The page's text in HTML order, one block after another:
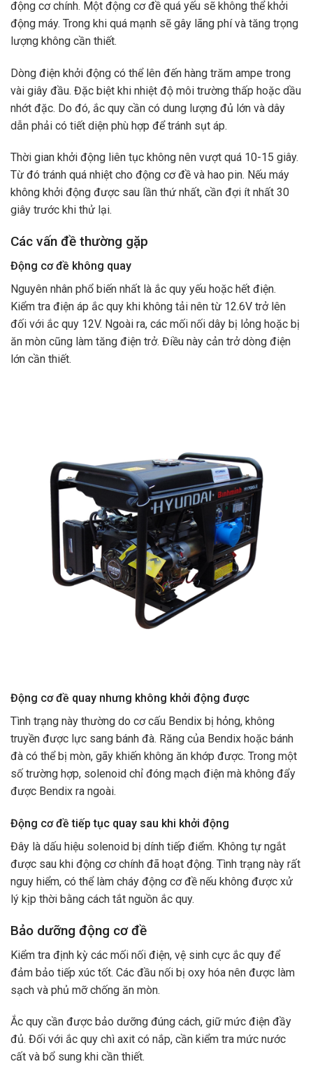
động cơ chính. Một động cơ đề quá yếu sẽ không thể khởi
động máy. Trong khi quá mạnh sẽ gây lãng phí và tăng trọng
lượng không cần thiết.
Dòng điện khởi động có thể lên đến hàng trăm ampe trong
vài giây đầu. Đặc biệt khi nhiệt độ môi trường thấp hoặc dầu
nhớt đặc. Do đó, ắc quy cần có dung lượng đủ lớn và dây
dẫn phải có tiết diện phù hợp để tránh sụt áp.
Thời gian khởi động liên tục không nên vượt quá 10-15 giây.
Từ đó tránh quá nhiệt cho động cơ đề và hao pin. Nếu máy
không khởi động được sau lần thứ nhất, cần đợi ít nhất 30
giây trước khi thử lại.
Các vấn đề thường gặp
Động cơ đề không quay
Nguyên nhân phổ biến nhất là ắc quy yếu hoặc hết điện.
Kiểm tra điện áp ắc quy khi không tải nên từ 12.6V trở lên
đối với ắc quy 12V. Ngoài ra, các mối nối dây bị lỏng hoặc bị
ăn mòn cũng làm tăng điện trở. Điều này cản trở dòng điện
lớn cần thiết.
Động cơ đề quay nhưng không khởi động được
Tình trạng này thường do cơ cấu Bendix bị hỏng, không
truyền được lực sang bánh đà. Răng của Bendix hoặc bánh
đà có thể bị mòn, gãy khiến không ăn khớp được. Trong một
số trường hợp, solenoid chỉ đóng mạch điện mà không đẩy
được Bendix ra ngoài.
Động cơ đề tiếp tục quay sau khi khởi động
Đây là dấu hiệu solenoid bị dính tiếp điểm. Không tự ngắt
được sau khi động cơ chính đã hoạt động. Tình trạng này rất
nguy hiểm, có thể làm cháy động cơ đề nếu không được xử
lý kịp thời bằng cách tắt nguồn ắc quy.
Bảo dưỡng động cơ đề
Kiểm tra định kỳ các mối nối điện, vệ sinh cực ắc quy để
đảm bảo tiếp xúc tốt. Các đầu nối bị oxy hóa nên được làm
sạch và phủ mỡ chống ăn mòn.
Ắc quy cần được bảo dưỡng đúng cách, giữ mức điện đầy
đủ. Đối với ắc quy chì axit có nắp, cần kiểm tra mức nước
cất và bổ sung khi cần thiết.